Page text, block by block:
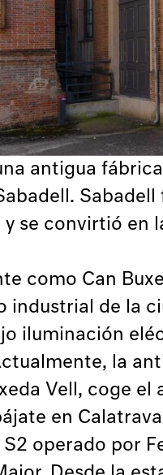
de un año
componentes
de
antigua
se convirtió en
como Can
industrial de la
iluminación
la
Vell, coge
en
operado por